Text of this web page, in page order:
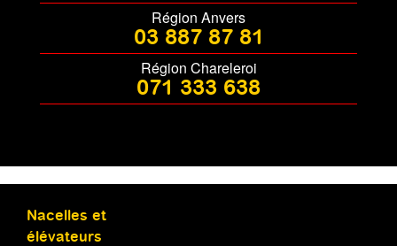
Région Anvers
03 887 87 81
Région Chareleroi
071 333 638
Nacelles et
élévateurs